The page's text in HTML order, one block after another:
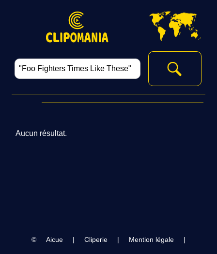
Aucun résultat.
© Aicue | Cliperie | Mention légale |